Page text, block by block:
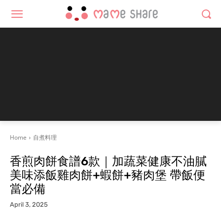
Home 自煮料理
香煎肉餅食譜6款｜加蔬菜健康不油膩
美味添飯雞肉餅+蝦餅+豬肉堡 帶飯便
當必備
April 3, 2025